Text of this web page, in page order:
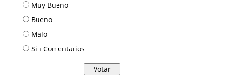
Muy Bueno
Bueno
Malo
Sin Comentarios